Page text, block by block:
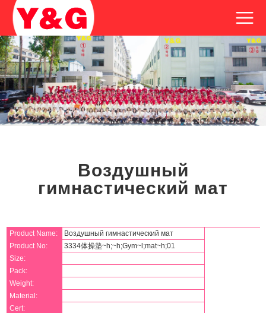
Воздушный
гимнастический мат
Product Name:
Воздушный гимнастический мат
Product No:
3334体操垫~h;~h;Gym~l;mat~h;01
Size:
Pack:
Weight:
Material:
Cert: